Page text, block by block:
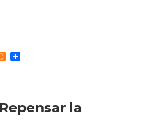
Meneame
la